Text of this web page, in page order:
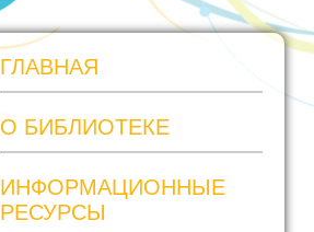
ГЛАВНАЯ
О БИБЛИОТЕКЕ
ИНФОРМАЦИОННЫЕ
РЕСУРСЫ